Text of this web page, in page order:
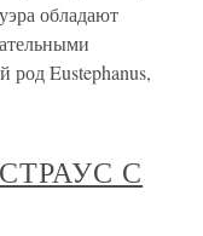
обладают
род Eustephanus,
С